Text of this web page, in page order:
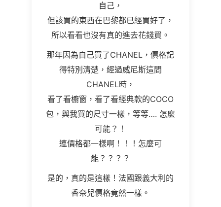
自己，
但該買的東西在巴黎都已經買好了，
所以看看也沒有真的進去花錢買。
那年因為自己買了CHANEL，價格記
得特別清楚，經過威尼斯這間
CHANEL時，
看了看櫥窗，看了看經典款的COCO
包，與我買的尺寸一樣，等等…. 怎麼
可能？！
連價格都一樣啊！！！怎麼可
能？？？？
是的，真的是這樣！法國跟義大利的
香奈兒價格竟然一樣。